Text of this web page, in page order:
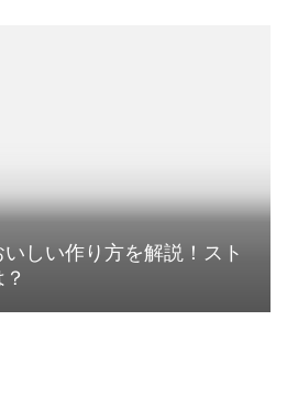
しい作り方を解説！スト